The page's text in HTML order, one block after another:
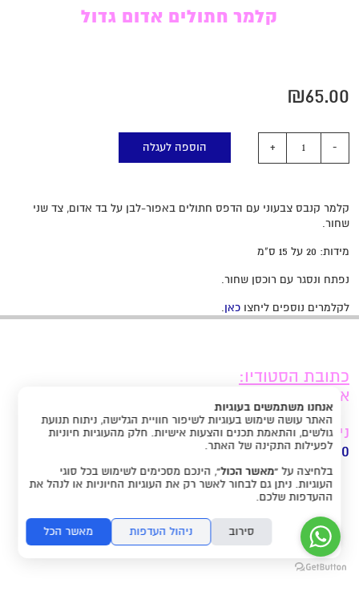
קלמר חתולים אדום גדול
₪65.00
הוספה לעגלה
קלמר קנבס צבעוני עם הדפס חתולים באפור-לבן על בד אדום, צד שני
שחור.
מידות: 20 על 15 ס"מ
נפתח ונסגר עם רוכסן שחור.
לקלמרים נוספים ליחצו כאן.
כתובת הסטודיו:
אלכסנדרוני, 16, פרדס חנה כרכור.
ניתן להגיע בתיאום מראש:
050-8561080
תקנון האתר
אנחנו משתמשים בעוגיות
האתר עושה שימוש בעוגיות לשיפור חוויית הגלישה, ניתוח תנועת
גולשים, והתאמת תכנים והצעות אישיות. חלק מהעוגיות חיוניות
לפעילות התקינה של האתר.
בלחיצה על “מאשר הכול”, הינכם מסכימים לשימוש בכל סוגי
העוגיות. ניתן גם לבחור לאשר רק את העוגיות החיוניות או לנהל את
ההעדפות שלכם.
סירוב ניהול העדפות מאשר הכל